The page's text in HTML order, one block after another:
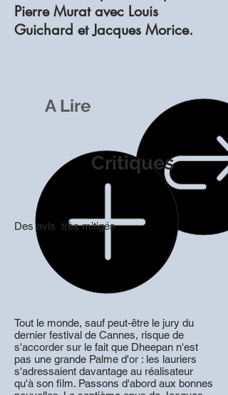
Pierre Murat avec Louis
Guichard et Jacques Morice.
A Lire
Critiques
Des avis très mitigés
Tout le monde, sauf peut-être le jury du
dernier festival de Cannes, risque de
s'accorder sur le fait que Dheepan n'est
pas une grande Palme d'or : les lauriers
s'adressaient davantage au réalisateur
qu'à son film. Passons d'abord aux bonnes